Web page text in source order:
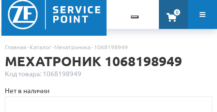
0
Главная Каталог Мехатроника 1068198949
МЕХАТРОНИК 1068198949
Код товара: 1068198949
Нет в наличии